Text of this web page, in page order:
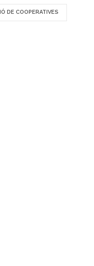
DE COOPERATIVES